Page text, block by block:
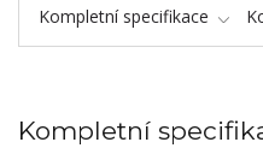
Kompletní specifikace
Kompletní